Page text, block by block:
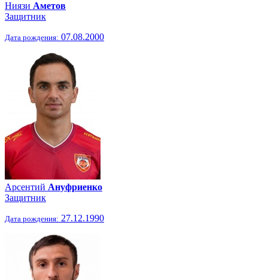
Ниязи Аметов
Защитник
Дата рождения: 07.08.2000
Арсентий Ануфриенко
Защитник
Дата рождения: 27.12.1990